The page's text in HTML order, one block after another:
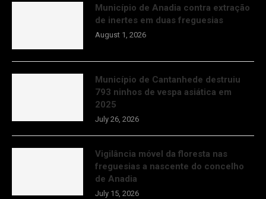
Município de Anadia contra extração
de inertes em duas freguesias
August 1, 2026
Município de Cantanhede destruiu
793 ninhos de vespa asiática em
2025
July 26, 2026
Vigilância móvel da floresta nas
freguesias a nascente do concelho
de Anadia
July 15, 2026